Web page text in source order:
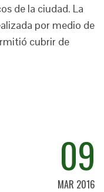
de la ciudad. La
por medio de
cubrir de
09
MAR 2016